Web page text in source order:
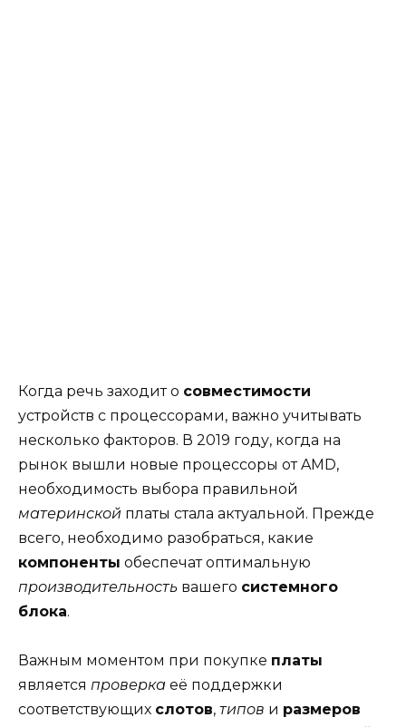
Когда речь заходит о совместимости
устройств с процессорами, важно учитывать
несколько факторов. В 2019 году, когда на
рынок вышли новые процессоры от AMD,
необходимость выбора правильной
материнской платы стала актуальной. Прежде
всего, необходимо разобраться, какие
компоненты обеспечат оптимальную
производительность вашего системного
блока.
Важным моментом при покупке платы
является проверка её поддержки
соответствующих слотов, типов и размеров